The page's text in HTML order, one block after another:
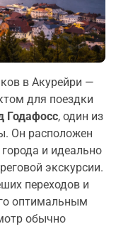
в Акурейри —
для поездки
Годафосс, один из
Он расположен
и идеально
экскурсии.
переходов и
оптимальным
обычно